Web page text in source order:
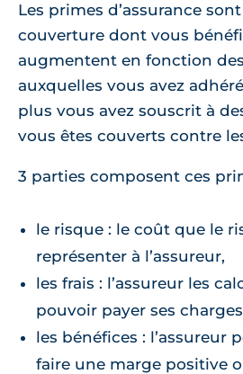
Les primes d’assurance
couverture dont vous
augmentent en fonction
auxquelles vous avez
plus vous avez souscrit à
vous êtes couverts contre
3 parties composent ces
le risque : le coût que le
représenter à l’assureur,
les frais : l’assureur les
pouvoir payer ses
les bénéfices : l’assureur
faire une marge positive